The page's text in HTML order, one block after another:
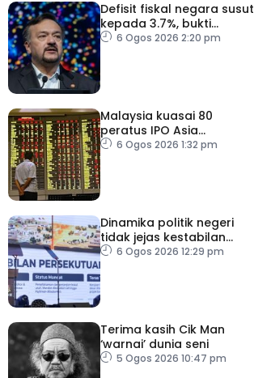
Defisit fiskal negara susut
kepada 3.7%, bukti
keyakinan pelabur masih
6 Ogos 2026 2:20 pm
Malaysia kuasai 80
peratus IPO Asia
Tenggara, kumpul AS$1.4
6 Ogos 2026 1:32 pm
Dinamika politik negeri
tidak jejas kestabilan
Kerajaan Perpaduan
6 Ogos 2026 12:29 pm
Terima kasih Cik Man
‘warnai’ dunia seni
5 Ogos 2026 10:47 pm